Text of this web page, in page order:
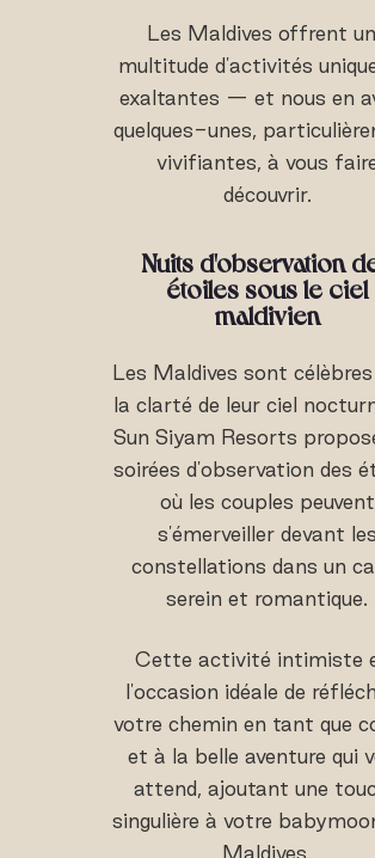
Les Maldives offrent
multitude d'activités
exaltantes — et nous en
quelques-unes,
vivifiantes, à vous
découvrir.
Nuits d'observation
étoiles sous le ciel
maldivien
Les Maldives sont
la clarté de leur ciel
Sun Siyam Resorts
soirées d'observation des
où les couples peuvent
s'émerveiller devant les
constellations dans un
serein et romantique.
Cette activité intimiste
l'occasion idéale de
votre chemin en tant que
et à la belle aventure qui
attend, ajoutant une
singulière à votre
Maldives.